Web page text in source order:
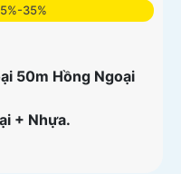
35%
50m Hồng Ngoại
+ Nhựa.